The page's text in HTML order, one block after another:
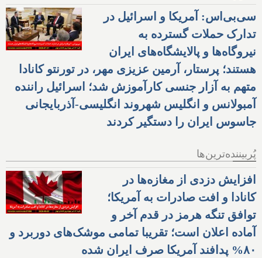
سی‌بی‌اس: آمریکا و اسرائیل در
تدارک حملات گسترده به
نیروگاه‌ها و پالایشگاه‌های ایران
هستند؛ پرستار، آرمین عزیزی مهر، در تورنتو کانادا
متهم به آزار جنسی کارآموزش شد؛ اسرائیل راننده
آمبولانس و انگلیس شهروند انگلیسی-آذربایجانی
جاسوس ایران را دستگیر کردند
پُربیننده‌ترین‌ها
افزایش دزدی از مغازه‌ها در
کانادا و افت صادرات به آمریکا؛
توافق تنگه هرمز در قدم آخر و
آماده اعلان است؛ تقریبا تمامی موشک‌های دوربرد و
۸۰% پدافند آمریکا صرف ایران شده